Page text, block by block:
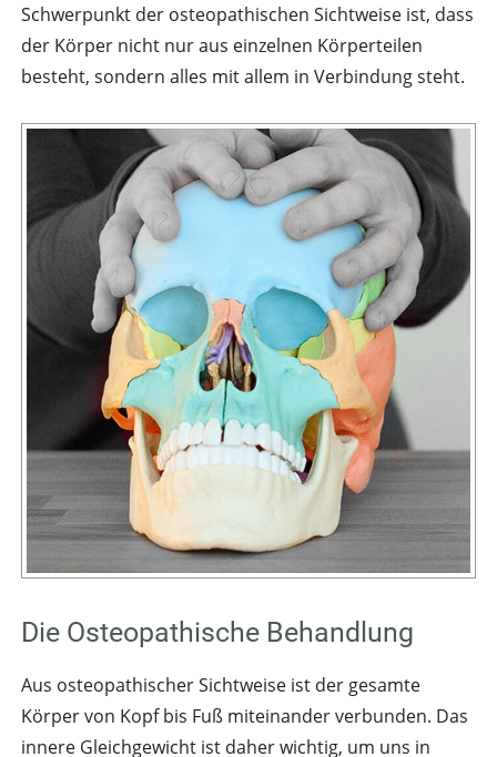
Schwerpunkt der osteopathischen Sichtweise ist, dass
der Körper nicht nur aus einzelnen Körperteilen
besteht, sondern alles mit allem in Verbindung steht.
Die Osteopathische Behandlung
Aus osteopathischer Sichtweise ist der gesamte
Körper von Kopf bis Fuß miteinander verbunden. Das
innere Gleichgewicht ist daher wichtig, um uns in